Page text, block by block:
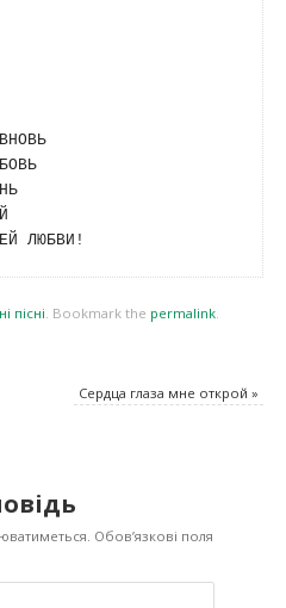
пісні. Bookmark the permalink.
Сердца глаза мне открой»
Обов’язкові поля